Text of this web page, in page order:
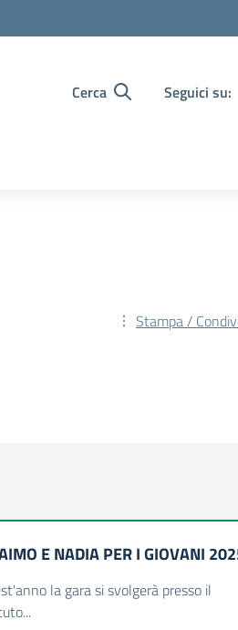
Cerca Seguici su:
Stampa /
E NADIA PER I GIOVANI
la gara si svolgerà presso il